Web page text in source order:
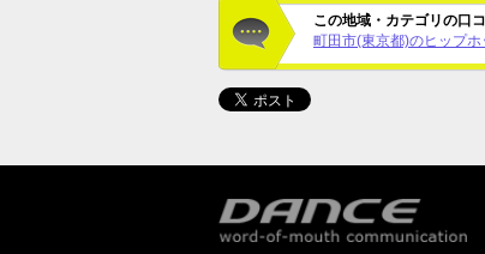
この地域・カテゴリの口
町田市(東京都)のヒップホ